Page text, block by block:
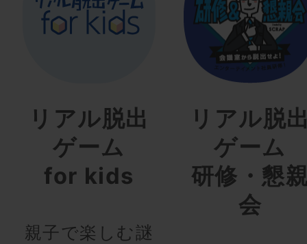
リアル脱出
ゲーム
for kids
親子で楽しむ謎
リアル脱
ゲーム
研修・懇
会